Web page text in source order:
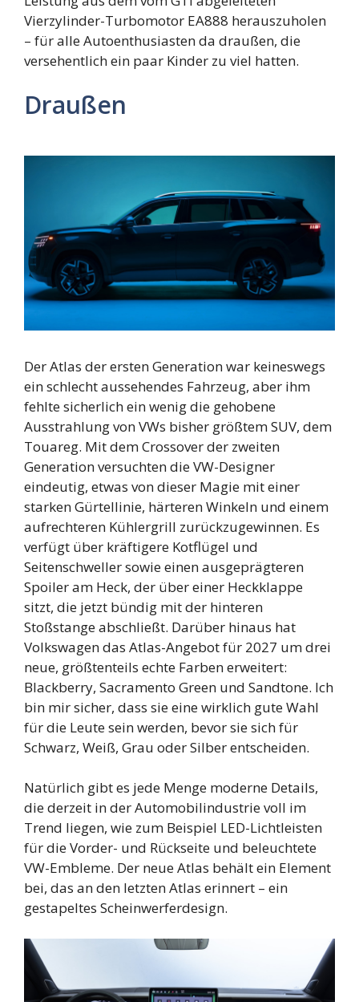
Vierzylinder-Turbomotor EA888 herauszuholen
– für alle Autoenthusiasten da draußen, die
versehentlich ein paar Kinder zu viel hatten.
Draußen
Der Atlas der ersten Generation war keineswegs
ein schlecht aussehendes Fahrzeug, aber ihm
fehlte sicherlich ein wenig die gehobene
Ausstrahlung von VWs bisher größtem SUV, dem
Touareg. Mit dem Crossover der zweiten
Generation versuchten die VW-Designer
eindeutig, etwas von dieser Magie mit einer
starken Gürtellinie, härteren Winkeln und einem
aufrechteren Kühlergrill zurückzugewinnen. Es
verfügt über kräftigere Kotflügel und
Seitenschweller sowie einen ausgeprägteren
Spoiler am Heck, der über einer Heckklappe
sitzt, die jetzt bündig mit der hinteren
Stoßstange abschließt. Darüber hinaus hat
Volkswagen das Atlas-Angebot für 2027 um drei
neue, größtenteils echte Farben erweitert:
Blackberry, Sacramento Green und Sandtone. Ich
bin mir sicher, dass sie eine wirklich gute Wahl
für die Leute sein werden, bevor sie sich für
Schwarz, Weiß, Grau oder Silber entscheiden.
Natürlich gibt es jede Menge moderne Details,
die derzeit in der Automobilindustrie voll im
Trend liegen, wie zum Beispiel LED-Lichtleisten
für die Vorder- und Rückseite und beleuchtete
VW-Embleme. Der neue Atlas behält ein Element
bei, das an den letzten Atlas erinnert – ein
gestapeltes Scheinwerferdesign.